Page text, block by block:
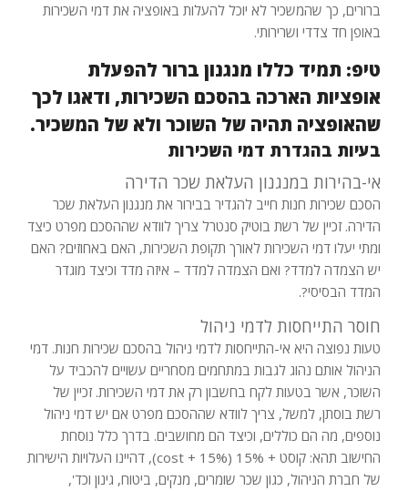
ברורים, כך שהמשכיר לא יוכל להעלות באופציה את דמי השכירות
באופן חד צדדי ושרירותי.
טיפ: תמיד כללו מנגנון ברור להפעלת
אופציות הארכה בהסכם השכירות, ודאגו לכך
שהאופציה תהיה של השוכר ולא של המשכיר.
בעיות בהגדרת דמי השכירות
אי-בהירות במנגנון העלאת שכר הדירה
הסכם שכירות חנות חייב להגדיר בבירור את מנגנון העלאת שכר
הדירה. זכיין של רשת בוטיק סנטרל צריך לוודא שההסכם מפרט כיצד
ומתי יעלו דמי השכירות לאורך תקופת השכירות, האם באחוזים? האם
יש הצמדה למדד? ואם הצמדה למדד – איזה מדד וכיצד מוגדר
המדד הבסיסי?.
חוסר התייחסות לדמי ניהול
טעות נפוצה היא אי-התייחסות לדמי ניהול בהסכם שכירות חנות. דמי
הניהול אותם נהוג לגבות במתחמים מסחריים עשויים להכביד על
השוכר, אשר בטעות לקח בחשבון רק את דמי השכירות. זכיין של
רשת בוסתן, למשל, צריך לוודא שההסכם מפרט אם יש דמי ניהול
נוספים, מה הם כוללים, וכיצד הם מחושבים. בדרך כלל נוסחת
החישוב תהא: קוסט + 15% (cost + 15%), דהיינו העלויות הישירות
של חברת הניהול, כגון שכר שומרים, מנקים, ביטוח, גינון וכד',